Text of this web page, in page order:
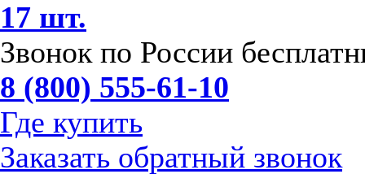
17 шт.
Звонок по России
8 (800) 555-61-10
Где купить
Заказать обратный звонок